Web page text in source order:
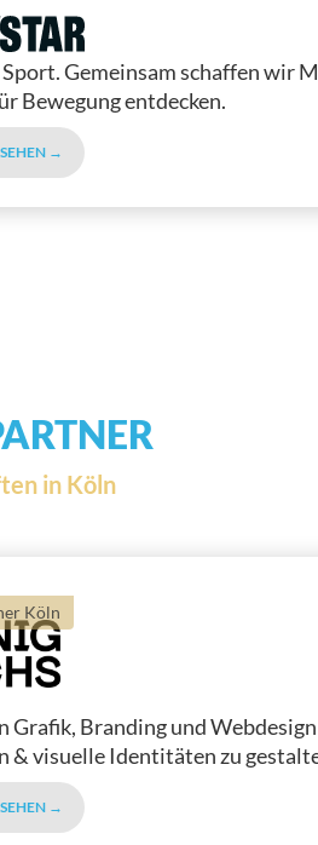
Gemeinsam schaffen wir
Bewegung entdecken.
→
in Köln
Köln
Branding und
& visuelle Identitäten zu
→